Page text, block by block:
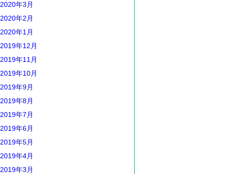
2020年3月
2020年2月
2020年1月
2019年12月
2019年11月
2019年10月
2019年9月
2019年8月
2019年7月
2019年6月
2019年5月
2019年4月
2019年3月